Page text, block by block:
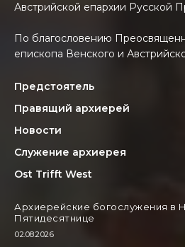
Австрийской епархии Русской
По благословению
епископа Венского и
Предстоятель
Правящий архиерей
Новости
Служение архиерея
Ost Trifft West
Архиерейские богослужения в
Пятидесятнице
02.08.2026